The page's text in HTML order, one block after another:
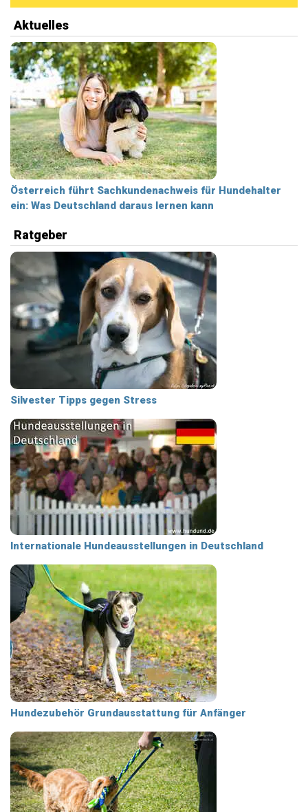
Aktuelles
Österreich führt Sachkundenachweis für Hundehalter
ein: Was Deutschland daraus lernen kann
Ratgeber
Silvester Tipps gegen Stress
Internationale Hundeausstellungen in Deutschland
Hundezubehör Grundausstattung für Anfänger